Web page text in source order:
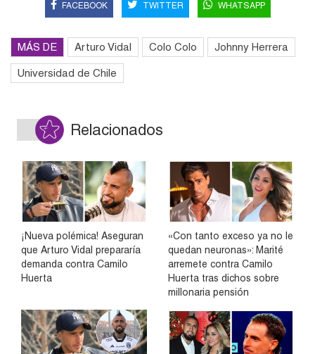
FACEBOOK TWITTER WHATSAPP
MÁS DE Arturo Vidal Colo Colo Johnny Herrera
Universidad de Chile
Relacionados
¡Nueva polémica! Aseguran
que Arturo Vidal prepararía
demanda contra Camilo
Huerta
«Con tanto exceso ya no le
quedan neuronas»: Marité
arremete contra Camilo
Huerta tras dichos sobre
millonaria pensión